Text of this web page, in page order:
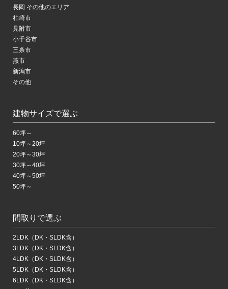
長岡 その他のエリア
柏崎市
見附市
小千谷市
三条市
燕市
新潟市
その他
建物サイズで選ぶ
60坪～
10坪～20坪
20坪～30坪
30坪～40坪
40坪～50坪
50坪～
間取りで選ぶ
2LDK（DK・SLDK含）
3LDK（DK・SLDK含）
4LDK（DK・SLDK含）
5LDK（DK・SLDK含）
6LDK（DK・SLDK含）